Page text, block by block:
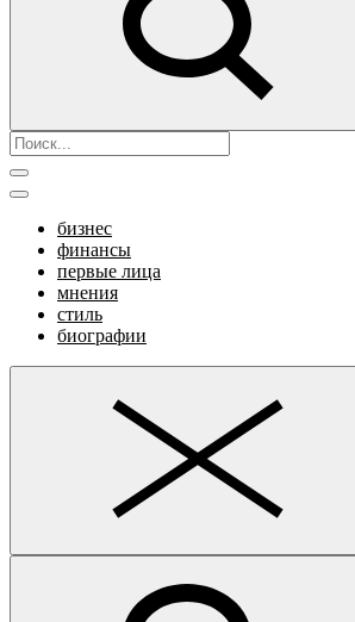
бизнес
финансы
первые лица
мнения
стиль
биографии